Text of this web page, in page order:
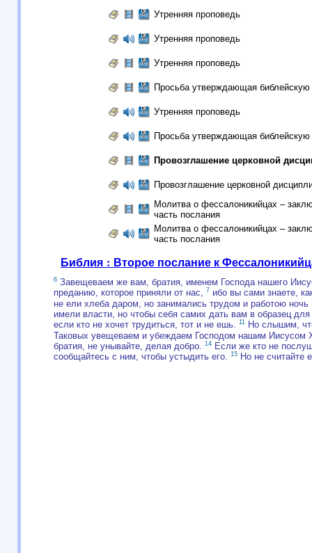
Утренняя проповедь
Утренняя проповедь
Утренняя проповедь
Просьба утверждающая библейскую
Утренняя проповедь
Просьба утверждающая библейскую
Провозглашение церковной
Провозглашение церковной
Молитва о фессалоникийцах –
часть послания
Молитва о фессалоникийцах –
часть послания
Библия : Второе послание к
6 Завещеваем же вам, братия, именем Господа нашего
преданию, которое приняли от нас, 7 ибо вы сами знаете,
не ели хлеба даром, но занимались трудом и работою
имели власти, но чтобы себя самих дать вам в образец
если кто не хочет трудиться, тот и не ешь. 11 Но слышим,
Таковых увещеваем и убеждаем Господом нашим Иисусом
братия, не унывайте, делая добро. 14 Если же кто не
сообщайтесь с ним, чтобы устыдить его. 15 Но не считайте